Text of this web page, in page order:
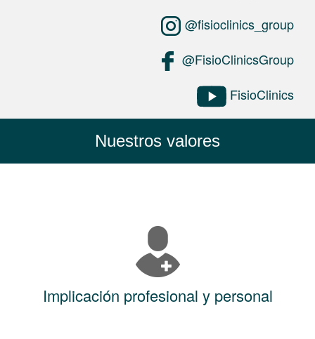
@fisioclinics_group
@FisioClinicsGroup
FisioClinics
Nuestros valores
Implicación profesional y personal